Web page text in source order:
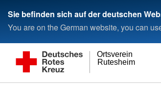
Sie befinden sich auf der deutschen
You are on the German website, you can
Rutesheim
Ortsverein